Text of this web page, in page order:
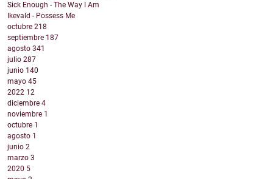
Sick Enough - The Way I Am
Ikevald - Possess Me
octubre 218
septiembre 187
agosto 341
julio 287
junio 140
mayo 45
2022 12
diciembre 4
noviembre 1
octubre 1
agosto 1
junio 2
marzo 3
2020 5